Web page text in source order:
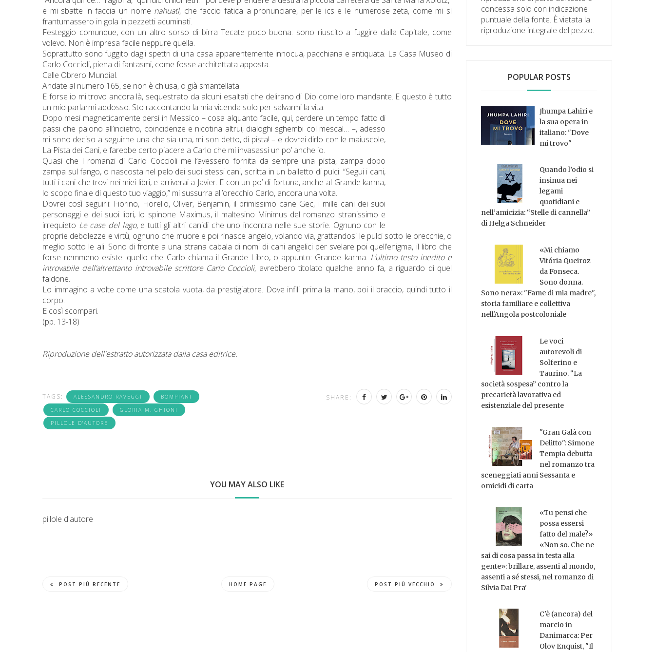
e mi sbatte in faccia un nome nahuatl, che faccio fatica a pronunciare, per le ics e le numerose zeta, come mi si
frantumassero in gola in pezzetti acuminati.
Festeggio comunque, con un altro sorso di birra Tecate poco buona: sono riuscito a fuggire dalla Capitale, come
volevo. Non è impresa facile neppure quella.
Soprattutto sono fuggito dagli spettri di una casa apparentemente innocua, pacchiana e antiquata. La Casa Museo di
Carlo Coccioli, piena di fantasmi, come fosse architettata apposta.
Calle Obrero Mundial.
Andate al numero 165, se non è chiusa, o già smantellata.
E forse io mi trovo ancora là, sequestrato da alcuni esaltati che delirano di Dio come loro mandante. E questo è tutto
un mio parlarmi addosso. Sto raccontando la mia vicenda solo per salvarmi la vita.
Dopo mesi magneticamente persi in Messico – cosa alquanto facile, qui, perdere un tempo fatto di
passi che paiono all’indietro, coincidenze e nicotina altrui, dialoghi sghembi col mescal… –, adesso
mi sono deciso a seguirne una che sia una, mi son detto, di pista! – e dovrei dirlo con le maiuscole,
La Pista dei Cani, e farebbe certo piacere a Carlo che mi invasassi un po’ anche io.
Quasi che i romanzi di Carlo Coccioli me l’avessero fornita da sempre una pista, zampa dopo
zampa sul fango, o nascosta nel pelo dei suoi stessi cani, scritta in un balletto di pulci: “Segui i cani,
tutti i cani che trovi nei miei libri, e arriverai a Javier. E con un po’ di fortuna, anche al Grande karma,
lo scopo finale di questo tuo viaggio,” mi sussurra all’orecchio Carlo, ancora una volta.
Dovrei così seguirli: Fiorino, Fiorello, Oliver, Benjamin, il primissimo cane Gec, i mille cani dei suoi
personaggi e dei suoi libri, lo spinone Maximus, il maltesino Minimus del romanzo stranissimo e
irrequieto Le case del lago, e tutti gli altri canidi che uno incontra nelle sue storie. Ognuno con le
proprie debolezze e virtù, ognuno che muore e poi rinasce angelo, volando via, grattandosi le pulci sotto le orecchie, o
meglio sotto le ali. Sono di fronte a una strana cabala di nomi di cani angelici per svelare poi quell’enigma, il libro che
forse nemmeno esiste: quello che Carlo chiama il Grande Libro, o appunto: Grande karma. L’ultimo testo inedito e
introvabile dell’altrettanto introvabile scrittore Carlo Coccioli, avrebbero titolato qualche anno fa, a riguardo di quel
faldone.
Lo immagino a volte come una scatola vuota, da prestigiatore. Dove infili prima la mano, poi il braccio, quindi tutto il
corpo.
E così scompari.
(pp. 13-18)
Riproduzione dell'estratto autorizzata dalla casa editrice.
TAGS: ALESSANDRO RAVEGGI
BOMPIANI
CARLO COCCIOLI
GLORIA M. GHIONI
PILLOLE D'AUTORE
SHARE:
YOU MAY ALSO LIKE
pillole d'autore
POST PIÙ RECENTE HOME PAGE POST PIÙ VECCHIO
concessa solo con indicazione
puntuale della fonte. È vietata la
riproduzione integrale del pezzo.
POPULAR POSTS
Jhumpa Lahiri e
la sua opera in
italiano: "Dove
mi trovo"
Quando l’odio si
insinua nei
legami
quotidiani e
nell’amicizia: “Stelle di cannella”
di Helga Schneider
«Mi chiamo
Vitória Queiroz
da Fonseca.
Sono donna.
Sono nera»: "Fame di mia madre",
storia familiare e collettiva
nell'Angola postcoloniale
Le voci
autorevoli di
Solferino e
Taurino. “La
società sospesa” contro la
precarietà lavorativa ed
esistenziale del presente
"Gran Galà con
Delitto": Simone
Tempia debutta
nel romanzo tra
sceneggiati anni Sessanta e
omicidi di carta
«Tu pensi che
possa essersi
fatto del male?»
«Non so. Che ne
sai di cosa passa in testa alla
gente»: brillare, assenti al mondo,
assenti a sé stessi, nel romanzo di
Silvia Dai Pra'
C'è (ancora) del
marcio in
Danimarca: Per
Olov Enquist, "Il